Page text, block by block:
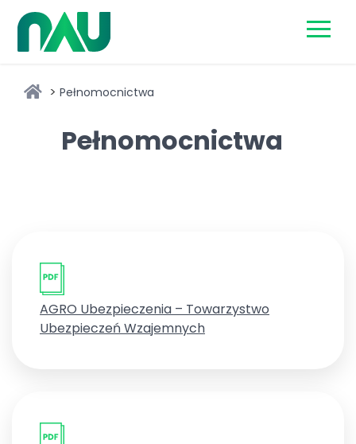
content
Pełnomocnictwa
Pełnomocnictwa
AGRO Ubezpieczenia – Towarzystwo
Ubezpieczeń Wzajemnych